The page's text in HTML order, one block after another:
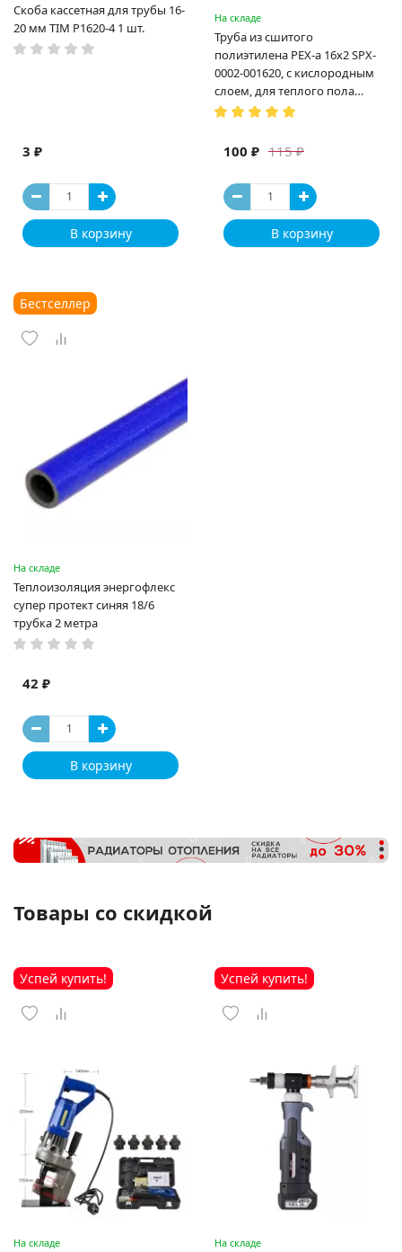
Скоба кассетная для трубы 16-
20 мм TIM P1620-4 1 шт.
3 ₽
В корзину
На складе
Труба из сшитого
полиэтилена PEX-a 16х2 SPX-
0002-001620, с кислородным
слоем, для теплого пола
(Испания)
115 ₽
100 ₽
В корзину
Бестселлер
На складе
Теплоизоляция энергофлекс
супер протект синяя 18/6
трубка 2 метра
42 ₽
В корзину
Товары со скидкой
Успей купить!
На складе
Успей купить!
На складе